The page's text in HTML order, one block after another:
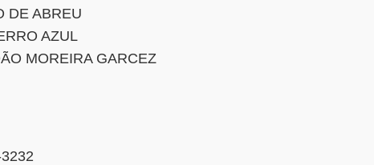
DE ABREU
AZUL
MOREIRA GARCEZ